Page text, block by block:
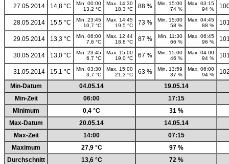
27.05.2014 14,8 °C
Min. 00:00
13,2 °C
Max. 14:30
18,3 °C
88 %
Min. 15:00
74 %
Max. 03:15
94 %
28.05.2014 15,5 °C
Min. 23:45
10,7 °C
Max. 14:45
19,5 °C
73 %
Min. 15:00
58 %
Max. 04:45
88 %
29.05.2014 13,3 °C
Min. 06:00
7,6 °C
Max. 12:44
18,8 °C
87 %
Min. 11:30
66 %
Max. 06:45
96 %
30.05.2014 13,0 °C
Min. 23:45
6,7 °C
Max. 15:00
19,0 °C
67 %
Min. 15:00
46 %
Max. 04:00
94 %
31.05.2014 15,1 °C
Min. 03:30
3,7 °C
Max. 15:00
21,3 °C
63 %
Min. 13:59
37 %
Max. 06:00
94 %
Min-Datum
04.05.14
19.05.14
Min-Zeit
06:00
17:15
Minimum
0,4 °C
31 %
Max-Datum
20.05.14
14.05.14
Max-Zeit
14:00
07:15
Maximum
27,9 °C
97 %
Durchschnitt
13,6 °C 72 %